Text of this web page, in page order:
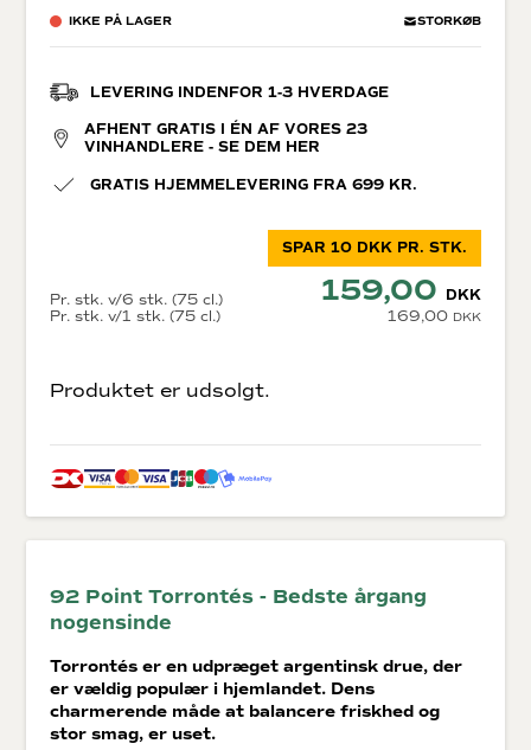
IKKE PÅ LAGER STORKØB
LEVERING INDENFOR 1-3 HVERDAGE
AFHENT GRATIS I ÉN AF VORES 23
VINHANDLERE - SE DEM HER
GRATIS HJEMMELEVERING FRA 699 KR.
Pr. stk. v/1 stk. (75 cl.) 169,00 DKK
Pr. stk. v/6 stk. (75 cl.) 159,00 DKK
SPAR 10 DKK PR. STK.
Produktet er udsolgt.
92 Point Torrontés - Bedste årgang
nogensinde
Torrontés er en udpræget argentinsk drue, der
er vældig populær i hjemlandet. Dens
charmerende måde at balancere friskhed og
stor smag, er uset.